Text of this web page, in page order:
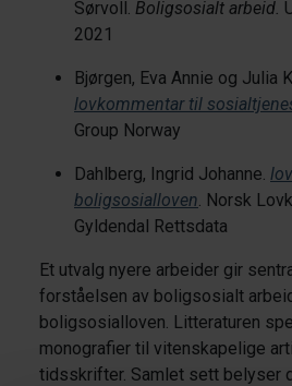
Sørvoll. Boligsosialt arbeid.
2021
Bjørgen, Eva Annie og Julia
lovkommentar til
Group Norway
Dahlberg, Ingrid Johanne.
boligsosialloven . Norsk
Gyldendal Rettsdata
Et utvalg nyere arbeider gir
forståelsen av boligsosialt
boligsosialloven. Litteraturen
monografier til vitenskapelige
tidsskrifter. Samlet sett belyser